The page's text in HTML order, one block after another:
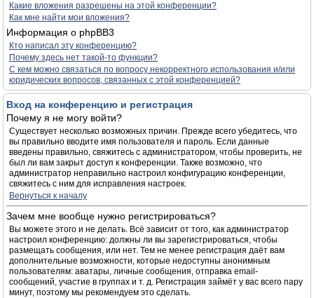
Какие вложения разрешены на этой конференции?
Как мне найти мои вложения?
Информация о phpBB3
Кто написал эту конференцию?
Почему здесь нет такой-то функции?
С кем можно связаться по вопросу некорректного использования и/или
юридических вопросов, связанных с этой конференцией?
Вход на конференцию и регистрация
Почему я не могу войти?
Существует несколько возможных причин. Прежде всего убедитесь, что
вы правильно вводите имя пользователя и пароль. Если данные
введены правильно, свяжитесь с администратором, чтобы проверить, не
был ли вам закрыт доступ к конференции. Также возможно, что
администратор неправильно настроил конфигурацию конференции,
свяжитесь с ним для исправления настроек.
Вернуться к началу
Зачем мне вообще нужно регистрироваться?
Вы можете этого и не делать. Всё зависит от того, как администратор
настроил конференцию: должны ли вы зарегистрироваться, чтобы
размещать сообщения, или нет. Тем не менее регистрация даёт вам
дополнительные возможности, которые недоступны анонимным
пользователям: аватары, личные сообщения, отправка email-
сообщений, участие в группах и т. д. Регистрация займёт у вас всего пару
минут, поэтому мы рекомендуем это сделать.